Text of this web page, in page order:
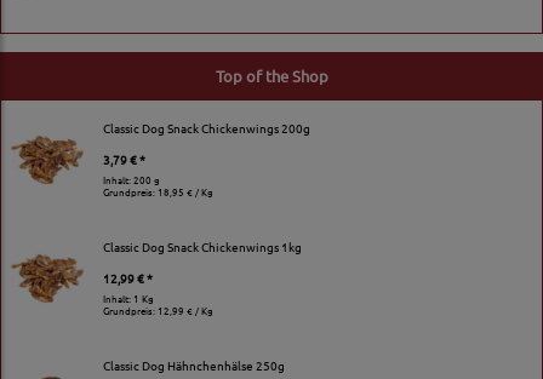
Top of the Shop
Classic Dog Snack Chickenwings 200g
3,79 € *
Inhalt: 200 g
Grundpreis: 18,95 € / Kg
Classic Dog Snack Chickenwings 1kg
12,99 € *
Inhalt: 1 Kg
Grundpreis: 12,99 € / Kg
Classic Dog Hähnchenhälse 250g